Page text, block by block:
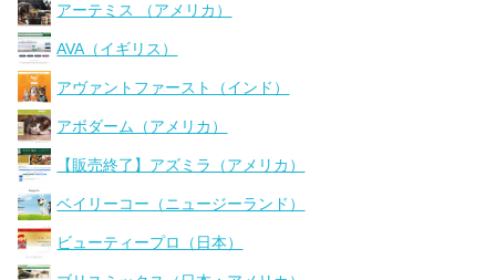
アーテミス （アメリカ）
AVA（イギリス）
アヴァントファースト（インド）
アボダーム（アメリカ）
【販売終了】アズミラ（アメリカ）
ベイリーコー（ニュージーランド）
ビューティープロ（日本）